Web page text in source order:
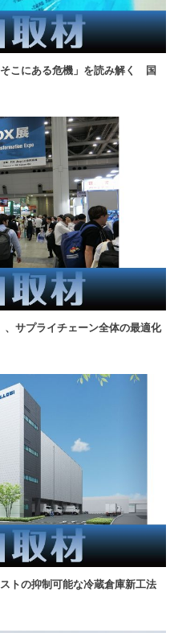
そこにある危機」を読み解く 国
、サプライチェーン全体の最適化
トの抑制可能な冷蔵倉庫新工法